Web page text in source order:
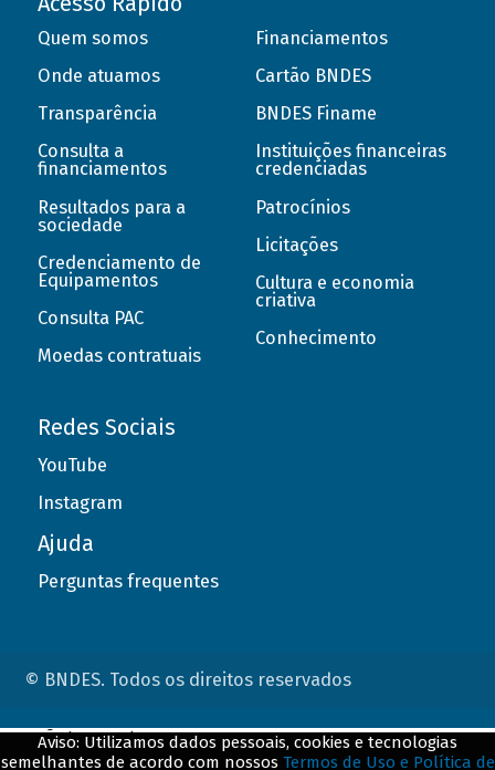
Quem somos
Onde atuamos
Transparência
Consulta a
financiamentos
Resultados para a
sociedade
Credenciamento de
Equipamentos
Consulta PAC
Moedas contratuais
Financiamentos
Cartão BNDES
BNDES Finame
Instituições financeiras
credenciadas
Patrocínios
Licitações
Cultura e economia
criativa
Conhecimento
Redes Sociais
YouTube
Instagram
Ajuda
Perguntas frequentes
© BNDES. Todos os direitos reservados
Aviso: Utilizamos dados pessoais, cookies e tecnologias
semelhantes de acordo com nossos Termos de Uso e Política de
ConteÃºdo complementar